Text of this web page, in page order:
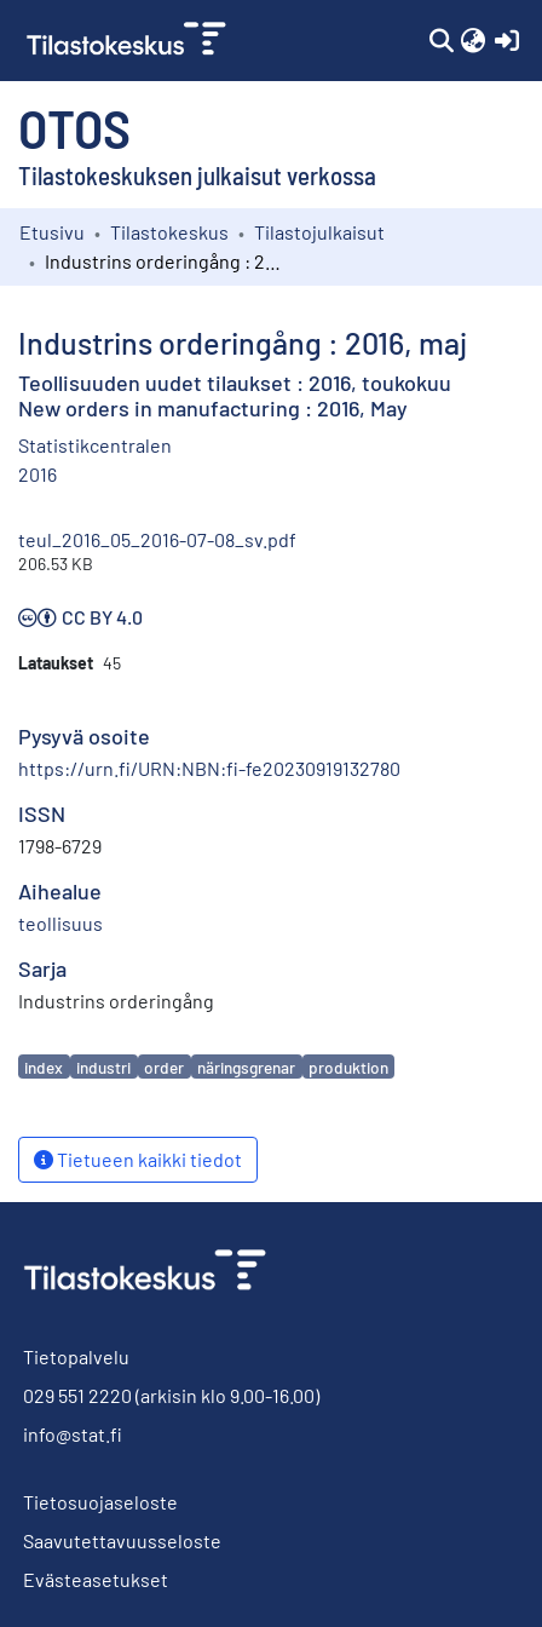
OTOS
Tilastokeskuksen julkaisut verkossa
Kokoelmat
Etusivu Tilastokeskus
Tilastojulkaisut
Industrins orderingång : 2016, maj
Teollisuuden uudet tilaukset : 2016, toukokuu
New orders in manufacturing : 2016, May
Statistikcentralen
2016
teul_2016_05_2016-07-08_sv.pdf
206.53 KB
CC BY 4.0
Lataukset 45
Pysyvä osoite
https://urn.fi/URN:NBN:fi-fe20230919132780
ISSN
1798-6729
Aihealue
teollisuus
Sarja
Industrins orderingång
Avainsanat
index industri order näringsgrenar produktion
Tietueen kaikki tiedot
Tietopalvelu
029 551 2220 (arkisin klo 9.00-16.00)
info@stat.fi
Tietosuojaseloste
Saavutettavuusseloste
Evästeasetukset